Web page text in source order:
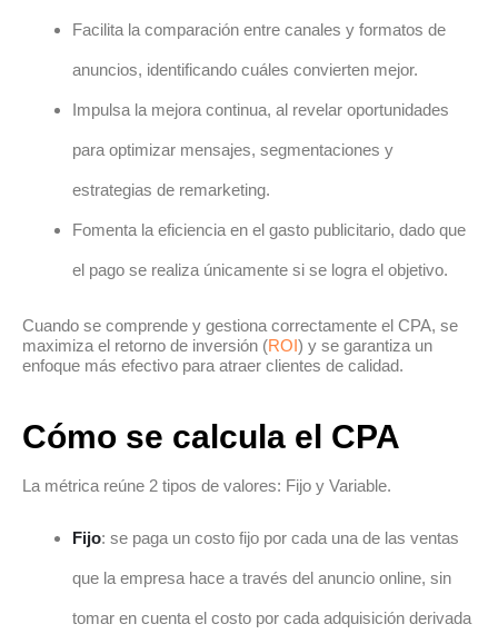
Facilita la comparación entre canales y formatos de
anuncios, identificando cuáles convierten mejor.
Impulsa la mejora continua, al revelar oportunidades
para optimizar mensajes, segmentaciones y
estrategias de remarketing.
Fomenta la eficiencia en el gasto publicitario, dado que
el pago se realiza únicamente si se logra el objetivo.
Cuando se comprende y gestiona correctamente el CPA, se
maximiza el retorno de inversión (ROI) y se garantiza un
enfoque más efectivo para atraer clientes de calidad.
Cómo se calcula el CPA
La métrica reúne 2 tipos de valores: Fijo y Variable.
Fijo: se paga un costo fijo por cada una de las ventas
que la empresa hace a través del anuncio online, sin
tomar en cuenta el costo por cada adquisición derivada